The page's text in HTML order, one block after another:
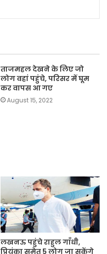
ताजमहल देखने के लिए जो
लोग वहां पहुंचे, परिसर में घूम
कर वापस आ गए
August 15, 2022
लखनऊ पहुंचे राहुल गाँधी,
प्रियंका समेत 5 लोग जा सकेंगे